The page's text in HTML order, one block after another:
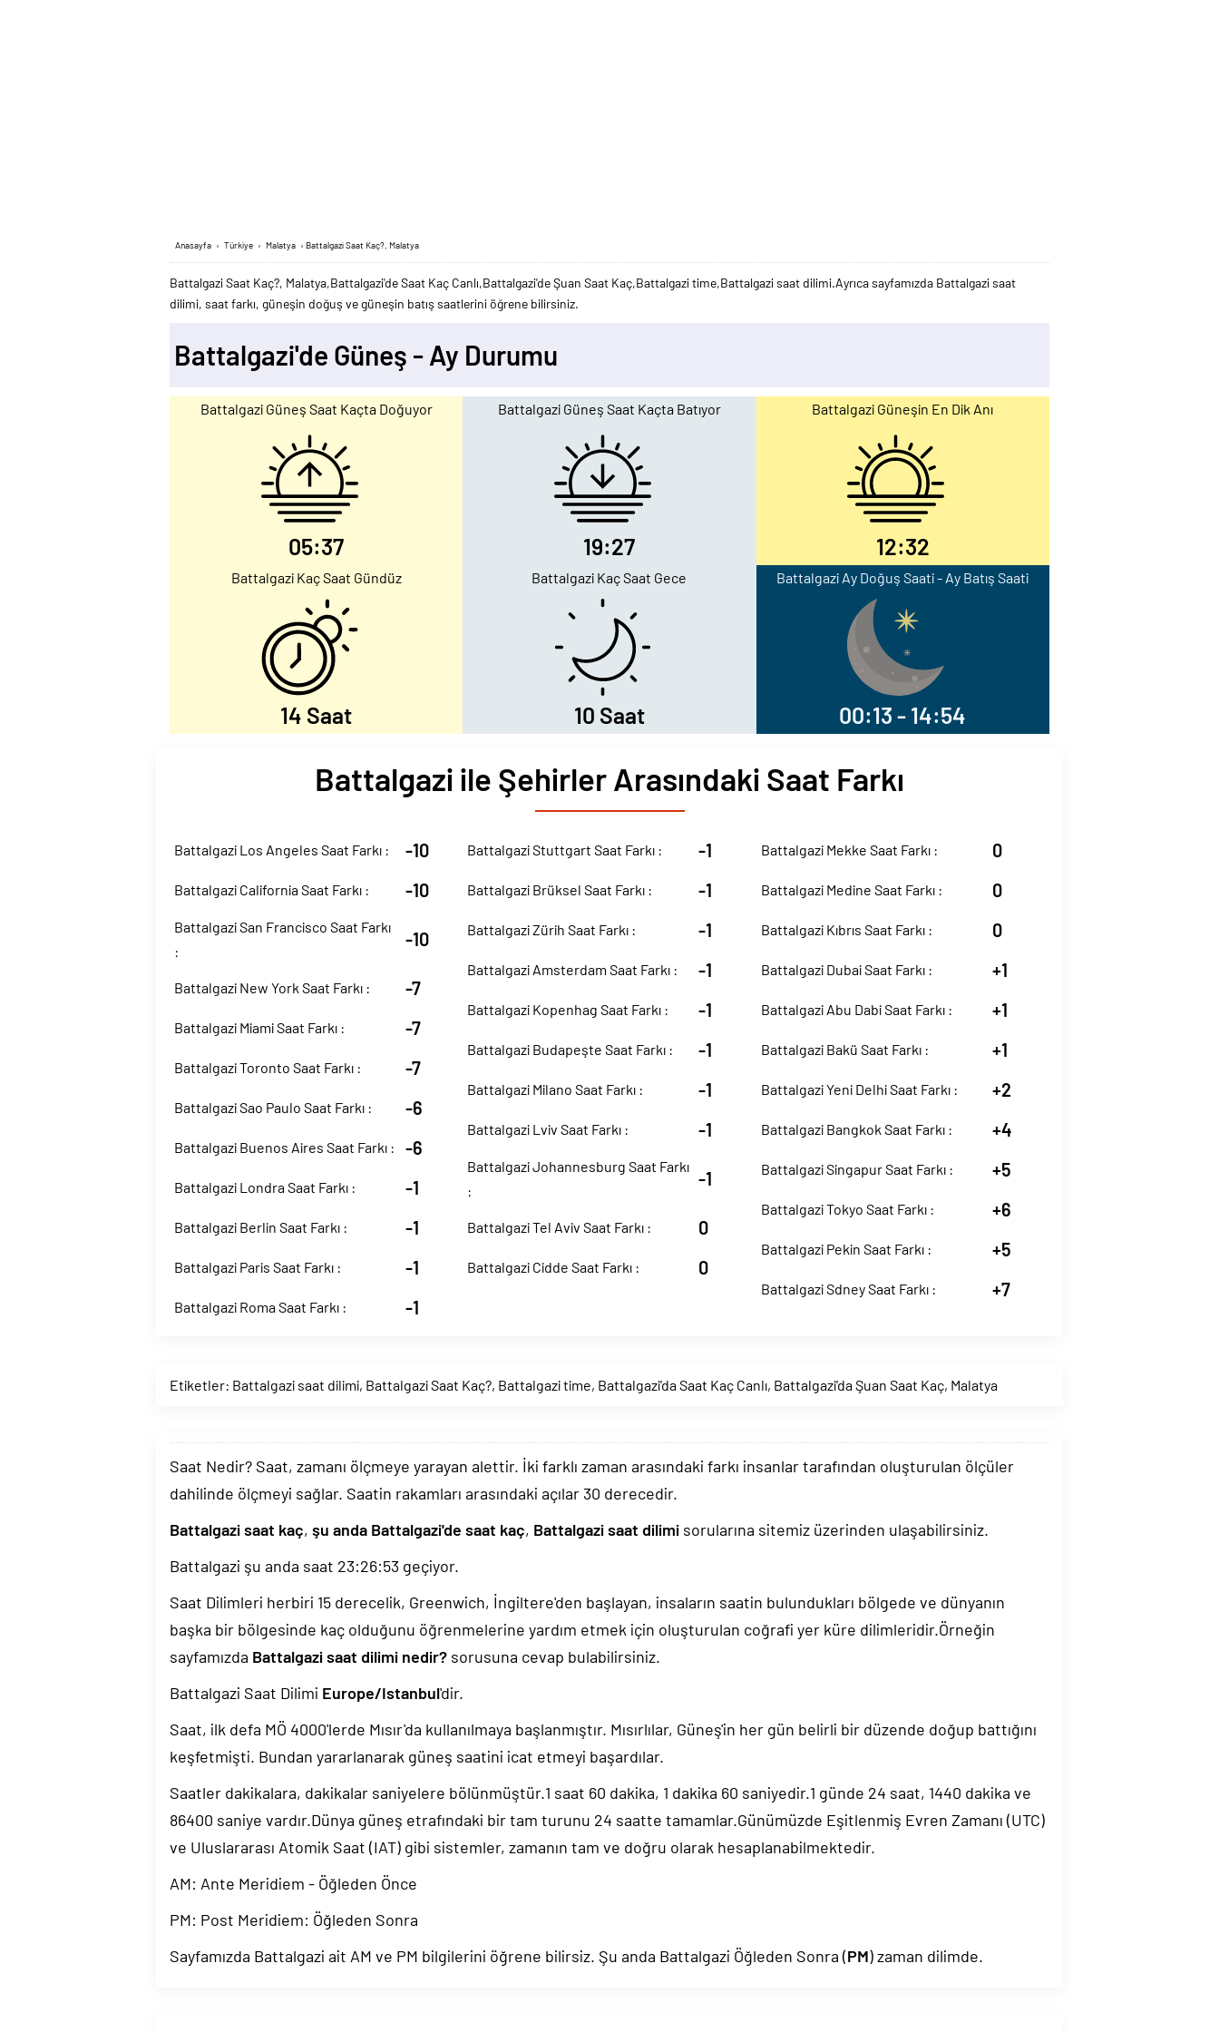
Anasayfa › Türkiye › Malatya › Battalgazi Saat Kaç?, Malatya
Battalgazi Saat Kaç?, Malatya,Battalgazi'de Saat Kaç Canlı,Battalgazi'de Şuan Saat Kaç,Battalgazi time,Battalgazi saat dilimi.Ayrıca sayfamızda Battalgazi saat
dilimi, saat farkı, güneşin doğuş ve güneşin batış saatlerini öğrene bilirsiniz.
Battalgazi'de Güneş - Ay Durumu
Battalgazi Güneş Saat Kaçta Doğuyor
05:37
Battalgazi Güneş Saat Kaçta Batıyor
19:27
Battalgazi Güneşin En Dik Anı
12:32
Battalgazi Kaç Saat Gündüz
14 Saat
Battalgazi Kaç Saat Gece
10 Saat
Battalgazi Ay Doğuş Saati - Ay Batış Saati
00:13 - 14:54
Battalgazi ile Şehirler Arasındaki Saat Farkı
Battalgazi Los Angeles Saat Farkı : -10
Battalgazi California Saat Farkı : -10
Battalgazi San Francisco Saat Farkı
:
-10
Battalgazi New York Saat Farkı : -7
Battalgazi Miami Saat Farkı : -7
Battalgazi Toronto Saat Farkı : -7
Battalgazi Sao Paulo Saat Farkı : -6
Battalgazi Buenos Aires Saat Farkı : -6
Battalgazi Londra Saat Farkı : -1
Battalgazi Berlin Saat Farkı : -1
Battalgazi Paris Saat Farkı : -1
Battalgazi Roma Saat Farkı : -1
Battalgazi Stuttgart Saat Farkı : -1
Battalgazi Brüksel Saat Farkı : -1
Battalgazi Zürih Saat Farkı : -1
Battalgazi Amsterdam Saat Farkı : -1
Battalgazi Kopenhag Saat Farkı : -1
Battalgazi Budapeşte Saat Farkı : -1
Battalgazi Milano Saat Farkı : -1
Battalgazi Lviv Saat Farkı : -1
Battalgazi Johannesburg Saat Farkı
:
-1
Battalgazi Tel Aviv Saat Farkı : 0
Battalgazi Cidde Saat Farkı : 0
Battalgazi Mekke Saat Farkı : 0
Battalgazi Medine Saat Farkı : 0
Battalgazi Kıbrıs Saat Farkı : 0
Battalgazi Dubai Saat Farkı : +1
Battalgazi Abu Dabi Saat Farkı : +1
Battalgazi Bakü Saat Farkı : +1
Battalgazi Yeni Delhi Saat Farkı : +2
Battalgazi Bangkok Saat Farkı : +4
Battalgazi Singapur Saat Farkı : +5
Battalgazi Tokyo Saat Farkı : +6
Battalgazi Pekin Saat Farkı : +5
Battalgazi Sdney Saat Farkı : +7
Etiketler: Battalgazi saat dilimi, Battalgazi Saat Kaç?, Battalgazi time, Battalgazi'da Saat Kaç Canlı, Battalgazi'da Şuan Saat Kaç, Malatya
Saat Nedir? Saat, zamanı ölçmeye yarayan alettir. İki farklı zaman arasındaki farkı insanlar tarafından oluşturulan ölçüler
dahilinde ölçmeyi sağlar. Saatin rakamları arasındaki açılar 30 derecedir.
Battalgazi saat kaç, şu anda Battalgazi'de saat kaç, Battalgazi saat dilimi sorularına sitemiz üzerinden ulaşabilirsiniz.
Battalgazi şu anda saat 23:26:54 geçiyor.
Saat Dilimleri herbiri 15 derecelik, Greenwich, İngiltere'den başlayan, insaların saatin bulundukları bölgede ve dünyanın
başka bir bölgesinde kaç olduğunu öğrenmelerine yardım etmek için oluşturulan coğrafi yer küre dilimleridir.Örneğin
sayfamızda Battalgazi saat dilimi nedir? sorusuna cevap bulabilirsiniz.
Battalgazi Saat Dilimi Europe/Istanbul'dir.
Saat, ilk defa MÖ 4000'lerde Mısır'da kullanılmaya başlanmıştır. Mısırlılar, Güneş'in her gün belirli bir düzende doğup battığını
keşfetmişti. Bundan yararlanarak güneş saatini icat etmeyi başardılar.
Saatler dakikalara, dakikalar saniyelere bölünmüştür.1 saat 60 dakika, 1 dakika 60 saniyedir.1 günde 24 saat, 1440 dakika ve
86400 saniye vardır.Dünya güneş etrafındaki bir tam turunu 24 saatte tamamlar.Günümüzde Eşitlenmiş Evren Zamanı (UTC)
ve Uluslararası Atomik Saat (IAT) gibi sistemler, zamanın tam ve doğru olarak hesaplanabilmektedir.
AM: Ante Meridiem - Öğleden Önce
PM: Post Meridiem: Öğleden Sonra
Sayfamızda Battalgazi ait AM ve PM bilgilerini öğrene bilirsiz. Şu anda Battalgazi Öğleden Sonra (PM) zaman dilimde.